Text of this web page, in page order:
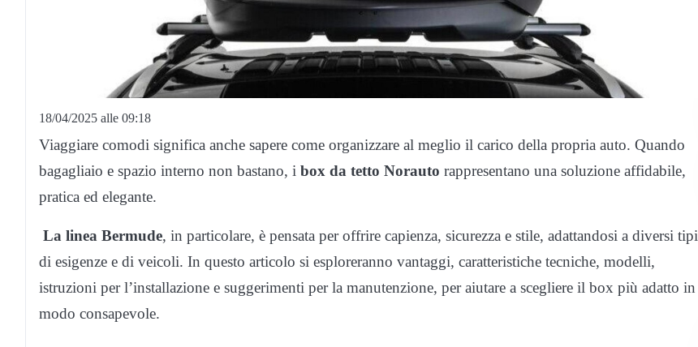
18/04/2025 alle 09:18
Viaggiare comodi significa anche sapere come organizzare al meglio il carico della propria auto. Quando
bagagliaio e spazio interno non bastano, i box da tetto Norauto rappresentano una soluzione affidabile,
pratica ed elegante.
La linea Bermude, in particolare, è pensata per offrire capienza, sicurezza e stile, adattandosi a diversi tipi
di esigenze e di veicoli. In questo articolo si esploreranno vantaggi, caratteristiche tecniche, modelli,
istruzioni per l’installazione e suggerimenti per la manutenzione, per aiutare a scegliere il box più adatto in
modo consapevole.